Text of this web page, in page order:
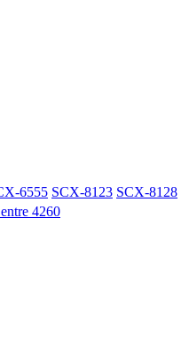
6555 SCX-8123 SCX-8128
4260